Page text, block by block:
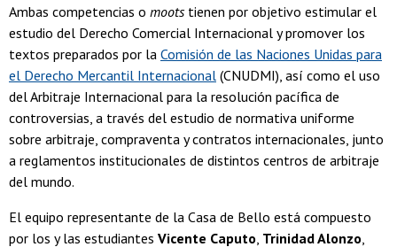
Ambas competencias o mootstienen por objetivo estimular el
estudio del Derecho Comercial Internacional y promover los
textos preparados por la Comisión de las Naciones Unidas para
el Derecho Mercantil Internacional (CNUDMI), así como el uso
del Arbitraje Internacional para la resolución pacífica de
controversias, a través del estudio de normativa uniforme
sobre arbitraje, compraventa y contratos internacionales, junto
a reglamentos institucionales de distintos centros de arbitraje
del mundo.
El equipo representante de la Casa de Bello está compuesto
por los y las estudiantes Vicente Caputo Trinidad Alonzo